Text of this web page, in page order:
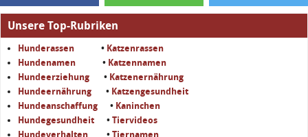
Unsere Top-Rubriken
Hunderassen • Katzenrassen
Hundenamen
• Katzennamen
Hundeerziehung • Katzenernährung
Hundeernährung • Katzengesundheit
Hundeanschaffung • Kaninchen
Hundegesundheit • Tiervideos
Hundeverhalten • Tiernamen